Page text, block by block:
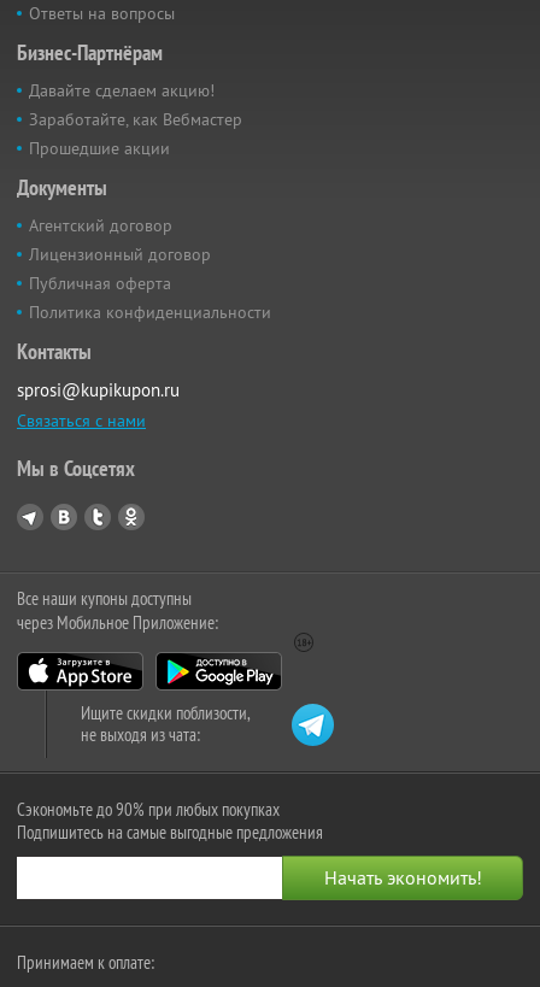
Ответы на вопросы
Бизнес-Партнёрам
Давайте сделаем акцию!
Заработайте, как Вебмастер
Прошедшие акции
Документы
Агентский договор
Лицензионный договор
Публичная оферта
Политика конфиденциальности
Контакты
sprosi@kupikupon.ru
Связаться с нами
Мы в Соцсетях
Все наши купоны доступны
через Мобильное Приложение:
Ищите скидки поблизости,
не выходя из чата:
Сэкономьте до 90% при любых покупках
Подпишитесь на самые выгодные предложения
Принимаем к оплате: